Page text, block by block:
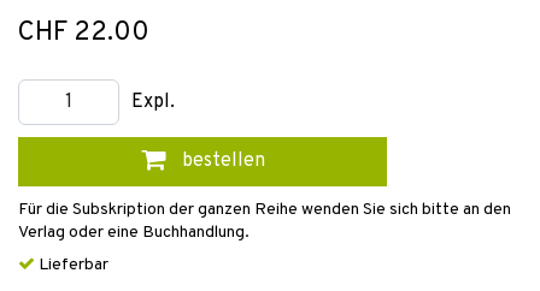
CHF 22.00
Expl.
bestellen
Für die Subskription der ganzen Reihe wenden Sie sich bitte an den
Verlag oder eine Buchhandlung.
Lieferbar